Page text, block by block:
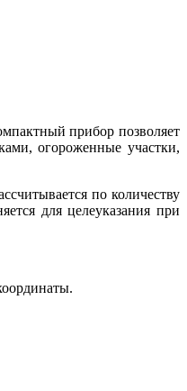
прибор позволяет
огороженные участки,
по количеству
для целеуказания при